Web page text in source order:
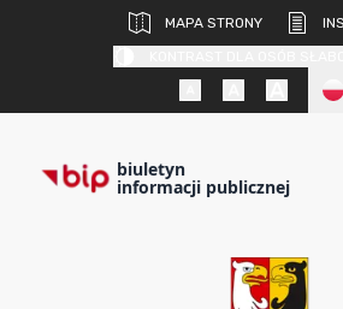
MAPA STRONY
biuletyn
informacji publicznej